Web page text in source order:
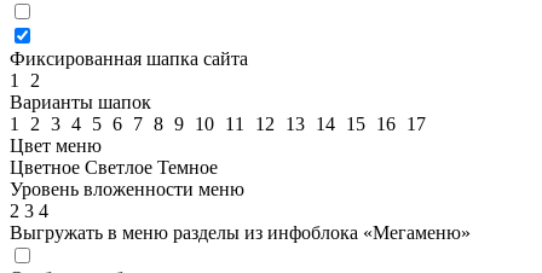
Фиксированная шапка сайта
1
2
Варианты шапок
1
2 3 4 5 6 7 8 9 10 11 12 13 14 15 16 17
Цвет меню
Цветное Светлое Темное
Уровень вложенности меню
2 3 4
Выгружать в меню разделы из инфоблока «Мегаменю»